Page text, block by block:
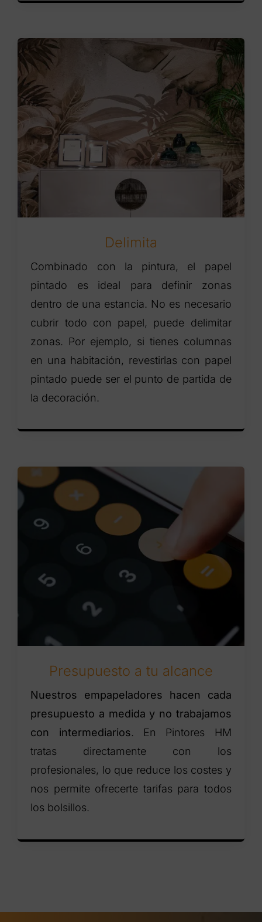
Delimita
Combinado con la pintura, el papel
pintado es ideal para definir zonas
dentro de una estancia. No es necesario
cubrir todo con papel, puede delimitar
zonas. Por ejemplo, si tienes columnas
en una habitación, revestirlas con papel
pintado puede ser el punto de partida de
la decoración.
Presupuesto a tu alcance
Nuestros empapeladores hacen cada
presupuesto a medida y no trabajamos
con intermediarios. En Pintores HM
tratas directamente con los
profesionales, lo que reduce los costes y
nos permite ofrecerte tarifas para todos
los bolsillos.